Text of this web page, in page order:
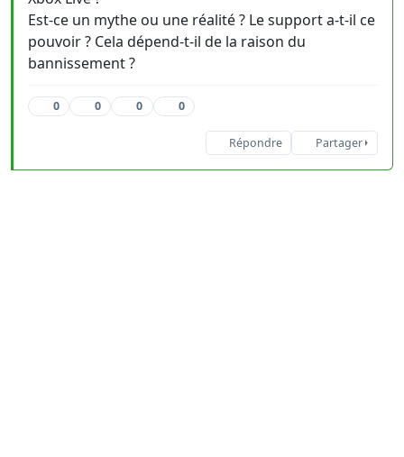
Est-ce un mythe ou une réalité ? Le support a-t-il ce
pouvoir ? Cela dépend-t-il de la raison du
bannissement ?
0 0 0 0
Répondre Partager